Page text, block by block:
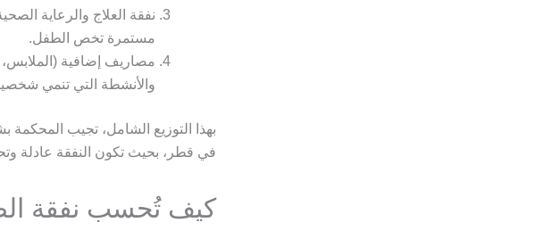
نفقة العلاج والرعاية
مستمرة تخص الطفل.
مصاريف إضافية (الملابس،
والأنشطة التي تنمي
بهذا التوزيع الشامل، تجيب
في قطر، بحيث تكون النفقة عادلة
كيف تُحسب نفقة